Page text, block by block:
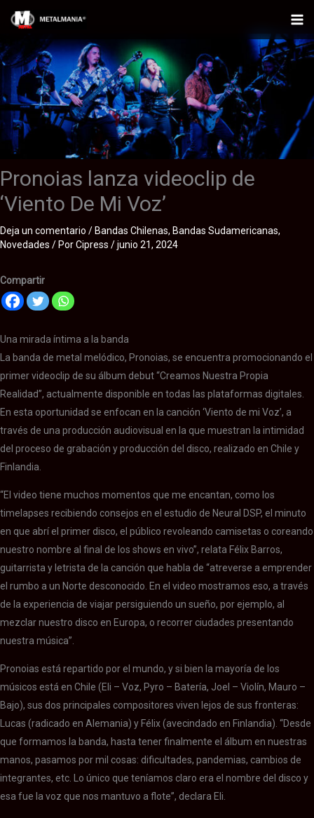
contenido
Pronoias lanza videoclip de
‘Viento De Mi Voz’
Deja un comentario / Bandas Chilenas, Bandas Sudamericanas,
Novedades / PorCipress /junio 21, 2024
Compartir
Una mirada íntima a la banda
La banda de metal melódico, Pronoias, se encuentra promocionando el
primer videoclip de su álbum debut “Creamos Nuestra Propia
Realidad”, actualmente disponible en todas las plataformas digitales.
En esta oportunidad se enfocan en la canción ‘Viento de mi Voz’, a
través de una producción audiovisual en la que muestran la intimidad
del proceso de grabación y producción del disco, realizado en Chile y
Finlandia.
“El video tiene muchos momentos que me encantan, como los
timelapses recibiendo consejos en el estudio de Neural DSP, el minuto
en que abrí el primer disco, el público revoleando camisetas o coreando
nuestro nombre al final de los shows en vivo”, relata Félix Barros,
guitarrista y letrista de la canción que habla de “atreverse a emprender
el rumbo a un Norte desconocido. En el video mostramos eso, a través
de la experiencia de viajar persiguiendo un sueño, por ejemplo, al
mezclar nuestro disco en Europa, o recorrer ciudades presentando
nuestra música”.
Pronoias está repartido por el mundo, y si bien la mayoría de los
músicos está en Chile (Eli – Voz, Pyro – Batería, Joel – Violín, Mauro –
Bajo), sus dos principales compositores viven lejos de sus fronteras:
Lucas (radicado en Alemania) y Félix (avecindado en Finlandia). “Desde
que formamos la banda, hasta tener finalmente el álbum en nuestras
manos, pasamos por mil cosas: dificultades, pandemias, cambios de
integrantes, etc. Lo único que teníamos claro era el nombre del disco y
esa fue la voz que nos mantuvo a flote”, declara Eli.